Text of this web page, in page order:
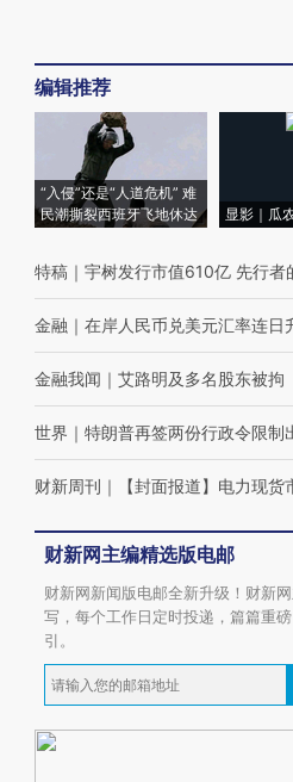
编辑推荐
“入侵”还是“人道危机” 难
民潮撕裂西班牙飞地休达
显影｜瓜
特稿 ｜ 宇树发行市值610亿 先行者
金融 ｜ 在岸人民币兑美元汇率连日
金融我闻 ｜ 艾路明及多名股东被拘
世界 ｜ 特朗普再签两份行政令限制
财新周刊 ｜ 【封面报道】电力现
财新网主编精选版电邮
财新网新闻版电邮全新升级！财新
写，每个工作日定时投递，篇篇重
引。